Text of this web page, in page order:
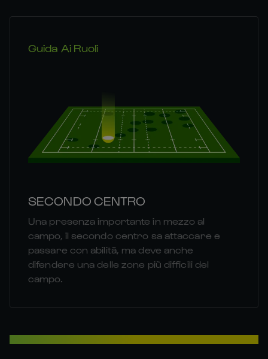
Guida Ai Ruoli
SECONDO CENTRO
Una presenza importante in mezzo al
campo, il secondo centro sa attaccare e
passare con abilità, ma deve anche
difendere una delle zone più difficili del
campo.